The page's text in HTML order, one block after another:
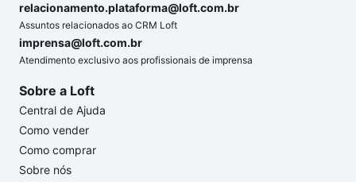
relacionamento.plataforma@loft.com.br
Assuntos relacionados ao CRM Loft
imprensa@loft.com.br
Atendimento exclusivo aos profissionais de imprensa
Sobre a Loft
Central de Ajuda
Como vender
Como comprar
Sobre nós